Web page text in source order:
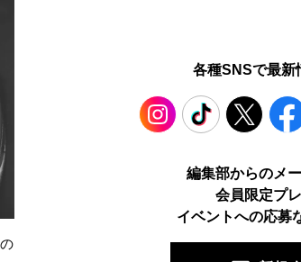
各種SNSで最新
TikTok
編集部からのメ
会員限定プ
イベントへの応募